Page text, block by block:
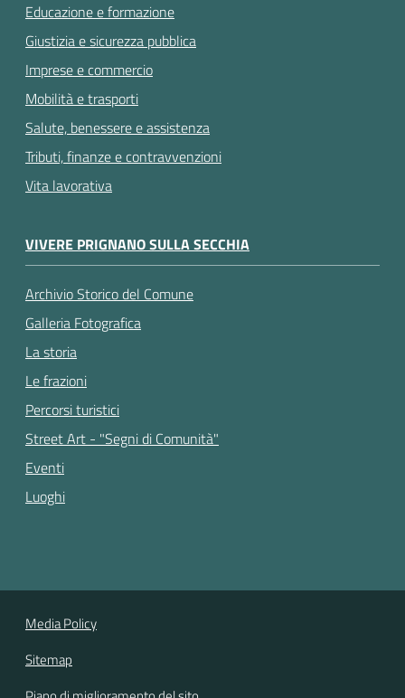
Educazione e formazione
Giustizia e sicurezza pubblica
Imprese e commercio
Mobilità e trasporti
Salute, benessere e assistenza
Tributi, finanze e contravvenzioni
Vita lavorativa
VIVERE PRIGNANO SULLA SECCHIA
Archivio Storico del Comune
Galleria Fotografica
La storia
Le frazioni
Percorsi turistici
Street Art - "Segni di Comunità"
Eventi
Luoghi
Media Policy
Sitemap